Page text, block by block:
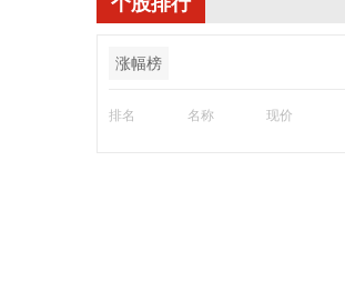
涨幅榜
排名 名称 现价